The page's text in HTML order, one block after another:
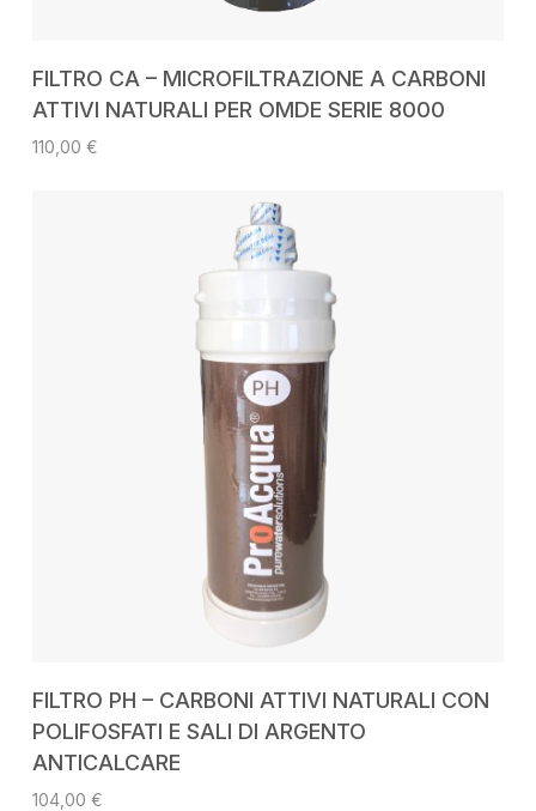
FILTRO CA – MICROFILTRAZIONE A CARBONI
ATTIVI NATURALI PER OMDE SERIE 8000
110,00 €
FILTRO PH – CARBONI ATTIVI NATURALI CON
POLIFOSFATI E SALI DI ARGENTO
ANTICALCARE
104,00 €